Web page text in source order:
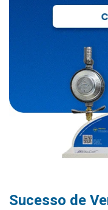
Sucesso de